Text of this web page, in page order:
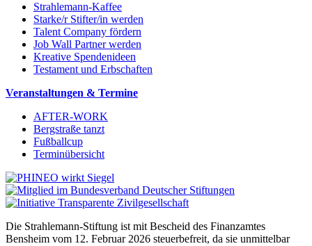
Strahlemann-Kaffee
Starke/r Stifter/in werden
Talent Company fördern
Job Wall Partner werden
Kreative Spendenideen
Testament und Erbschaften
Veranstaltungen & Termine
AFTER-WORK
Bergstraße tanzt
Fußballcup
Terminübersicht
Die Strahlemann-Stiftung ist mit Bescheid des Finanzamtes
Bensheim vom 12. Februar 2026 steuerbefreit, da sie unmittelbar